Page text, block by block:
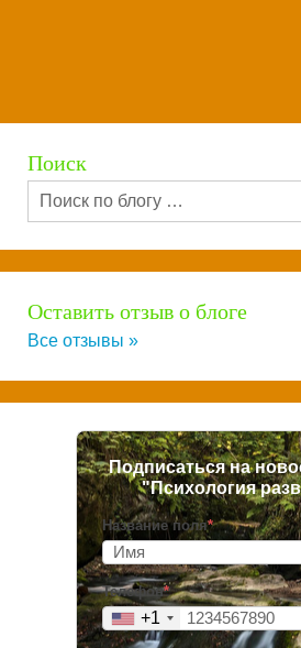
Поиск
Оставить отзыв о блоге
Все отзывы »
Подписаться на
"Психология
Название поля*
Телефон*
+1